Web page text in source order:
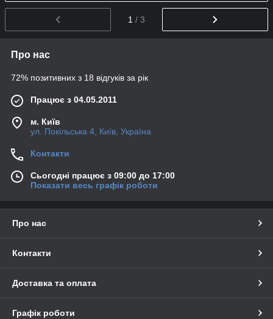
1 / 3
Про нас
72% позитивних з 18 відгуків за рік
Працює з 04.05.2011
м. Київ
ул. Покільська 4, Київ, Україна
Контакти
Сьогодні працює з 09:00 до 17:00
Показати весь графік роботи
Про нас
Контакти
Доставка та оплата
Графік роботи